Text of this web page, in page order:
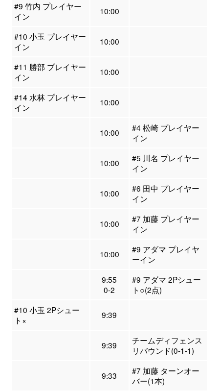
#9 竹内 プレイヤー
イン
10:00
#10 小玉 プレイヤー
イン
10:00
#11 勝部 プレイヤー
イン
10:00
#14 水林 プレイヤー
イン
10:00
10:00
#4 松崎 プレイヤー
イン
10:00
#5 川名 プレイヤー
イン
10:00
#6 田中 プレイヤー
イン
10:00
#7 加藤 プレイヤー
イン
10:00
#9 アダマ プレイヤ
ーイン
9:55
0-2
#9 アダマ 2Pシュー
ト○(2点)
#10 小玉 2Pシュー
ト×
9:39
9:39
チームディフェンス
リバウンド(0-1-1)
9:33
#7 加藤 ターンオー
バー(1本)